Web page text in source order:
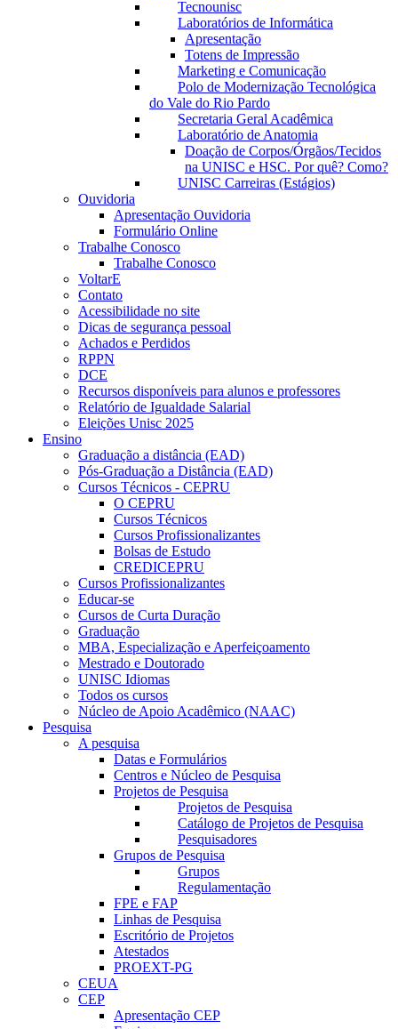
Tecnounisc
Laboratórios de Informática
Apresentação
Totens de Impressão
Marketing e Comunicação
Polo de Modernização Tecnológica
do Vale do Rio Pardo
Secretaria Geral Acadêmica
Laboratório de Anatomia
Doação de Corpos/Órgãos/Tecidos
na UNISC e HSC. Por quê? Como?
UNISC Carreiras (Estágios)
Ouvidoria
Apresentação Ouvidoria
Formulário Online
Trabalhe Conosco
Trabalhe Conosco
VoltarE
Contato
Acessibilidade no site
Dicas de segurança pessoal
Achados e Perdidos
RPPN
DCE
Recursos disponíveis para alunos e professores
Relatório de Igualdade Salarial
Eleições Unisc 2025
Ensino
Graduação a distância (EAD)
Pós-Graduação a Distância (EAD)
Cursos Técnicos - CEPRU
O CEPRU
Cursos Técnicos
Cursos Profissionalizantes
Bolsas de Estudo
CREDICEPRU
Cursos Profissionalizantes
Educar-se
Cursos de Curta Duração
Graduação
MBA, Especialização e Aperfeiçoamento
Mestrado e Doutorado
UNISC Idiomas
Todos os cursos
Núcleo de Apoio Acadêmico (NAAC)
Pesquisa
A pesquisa
Datas e Formulários
Centros e Núcleo de Pesquisa
Projetos de Pesquisa
Projetos de Pesquisa
Catálogo de Projetos de Pesquisa
Pesquisadores
Grupos de Pesquisa
Grupos
Regulamentação
FPE e FAP
Linhas de Pesquisa
Escritório de Projetos
Atestados
PROEXT-PG
CEUA
CEP
Apresentação CEP